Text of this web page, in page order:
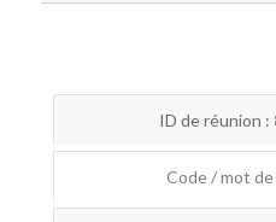
ID de réunion :
Code / mot de